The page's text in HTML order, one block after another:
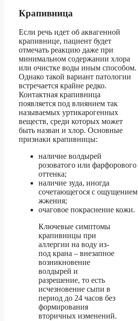
Крапивница
Если речь идет об аквагенной
крапивнице, пациент будет
отмечать реакцию даже при
минимальном содержании хлора
или очистке воды иным способом.
Однако такой вариант патологии
встречается крайне редко.
Контактная крапивница
появляется под влиянием так
называемых уртикарогенных
веществ, среди которых может
быть назван и хлор. Основные
признаки крапивницы:
наличие волдырей
розоватого или фарфорового
оттенка;
наличие зуда, иногда
сочетающегося с ощущением
жжения;
очаговое покраснение кожи.
Ключевые симптомы
крапивницы при
аллергии на воду из-
под крана – внезапное
возникновение
волдырей и
разрешение, то есть
исчезновение сыпи в
период до 24 часов без
формирования
вторичных изменений.